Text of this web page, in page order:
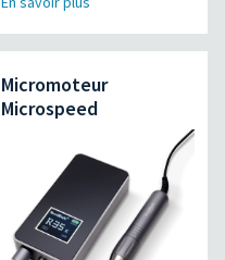
Micromoteur
Microspeed